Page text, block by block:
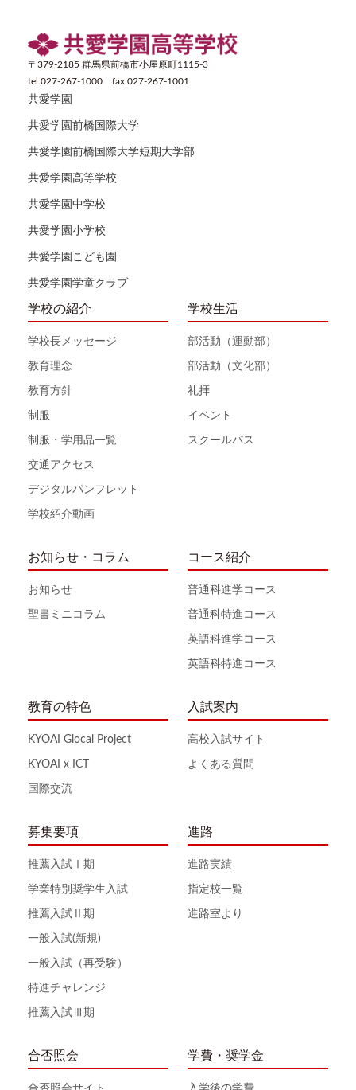
〒379-2185 群馬県前橋市小屋原町1115-3
tel.027-267-1000 fax.027-267-1001
共愛学園
共愛学園前橋国際大学
共愛学園前橋国際大学短期大学部
共愛学園高等学校
共愛学園中学校
共愛学園小学校
共愛学園こども園
共愛学園学童クラブ
学校の紹介
学校長メッセージ
教育理念
教育方針
制服
制服・学用品一覧
交通アクセス
デジタルパンフレット
学校紹介動画
学校生活
部活動（運動部）
部活動（文化部）
礼拝
イベント
スクールバス
お知らせ・コラム
お知らせ
聖書ミニコラム
コース紹介
普通科進学コース
普通科特進コース
英語科進学コース
英語科特進コース
教育の特色
KYOAI Glocal Project
KYOAI x ICT
国際交流
入試案内
高校入試サイト
よくある質問
募集要項
推薦入試Ⅰ期
学業特別奨学生入試
推薦入試Ⅱ期
一般入試(新規)
一般入試（再受験）
特進チャレンジ
推薦入試Ⅲ期
進路
進路実績
指定校一覧
進路室より
合否照会 学費・奨学金